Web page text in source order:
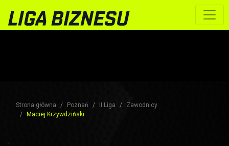
Strona główna Poznań II Liga
Zawodnicy
Maciej Krzywdziński